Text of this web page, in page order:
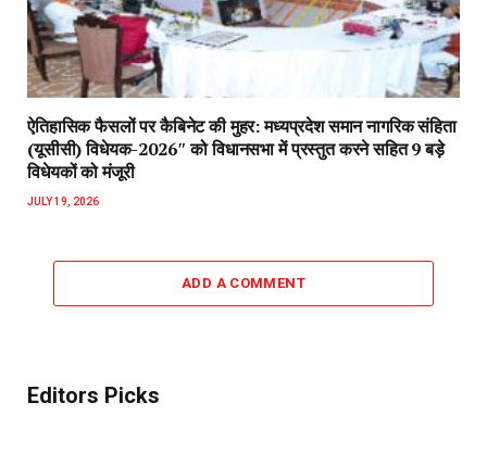
ऐतिहासिक फैसलों पर कैबिनेट की मुहर: मध्यप्रदेश समान नागरिक संहिता
(यूसीसी) विधेयक-2026″ को विधानसभा में प्रस्तुत करने सहित 9 बड़े
विधेयकों को मंजूरी
JULY 19, 2026
ADD A COMMENT
Editors Picks